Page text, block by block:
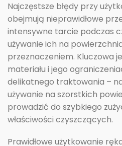
Najczęstsze błędy przy
obejmują nieprawidłowe
intensywne tarcie podczas
używanie ich na
przeznaczeniem. Kluczowa
materiału i jego
delikatnego traktowania –
używanie na szorstkich
prowadzić do szybkiego
właściwości czyszczących.
Prawidłowe użytkowanie